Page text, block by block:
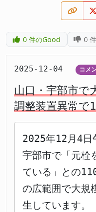
0件のGood 0
2025-12-04 コメ
山口・宇部市で
調整装置異常で
2025年12月4日
宇部市で「元栓
ている」との
の広範囲で大規
生しています。